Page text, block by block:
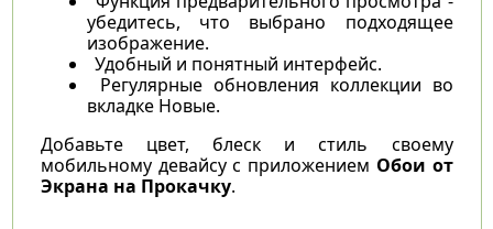
убедитесь, что выбрано подходящее
изображение.
Удобный и понятный интерфейс.
Регулярные обновления коллекции во
вкладке Новые.
Добавьте цвет, блеск и стиль своему
мобильному девайсу с приложением Обои от
Экрана на Прокачку.